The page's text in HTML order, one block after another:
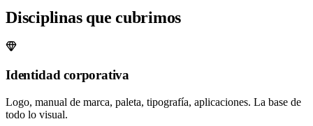
Disciplinas que cubrimos
Identidad corporativa
Logo, manual de marca, paleta, tipografía, aplicaciones. La base de
todo lo visual.